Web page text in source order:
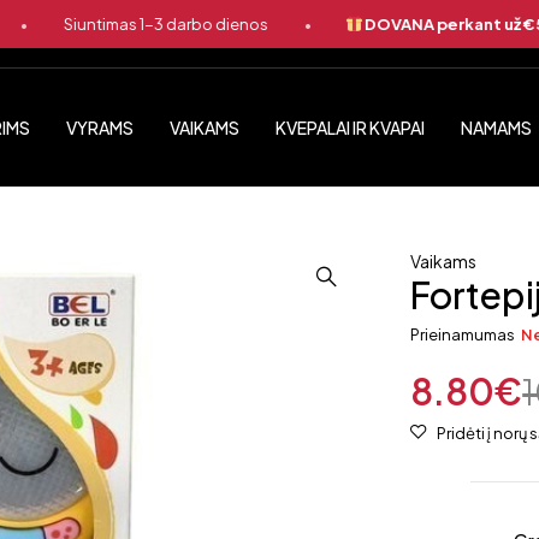
Siuntimas 1-3 darbo dienos DOVANA perkant už €50
VYRAMS VAIKAMS KVEPALAI IR KVAPAI NAMAMS
Vaikams
Prieinamumas
8.80€